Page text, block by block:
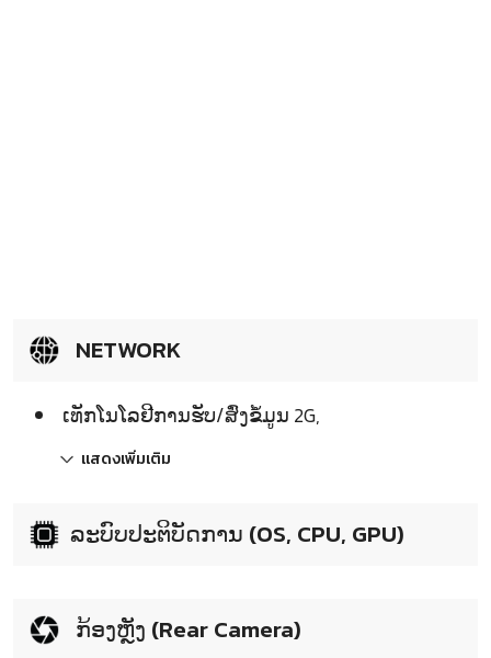
NETWORK
ເທັກໂນໂລຢີການຮັບ/ສົ່ງຂໍ້ມູນ 2G,
แสดงเพิ่มเติม
ລະບົບປະຕິບັດການ (OS, CPU, GPU)
ກ້ອງຫຼັງ (Rear Camera)